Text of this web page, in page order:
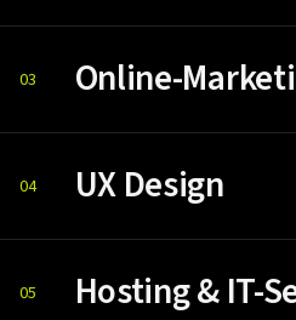
03 Online-
04 UX Design
05 Hosting & IT-